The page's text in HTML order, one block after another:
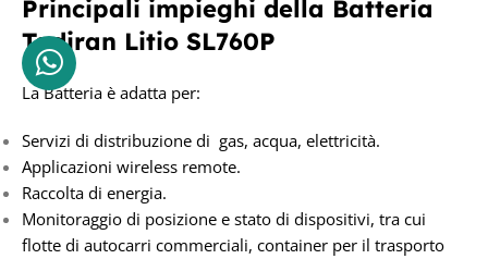
Principali impieghi della Batteria
Tadiran Litio SL760P
La Batteria è adatta per:
Servizi di distribuzione di gas, acqua, elettricità.
Applicazioni wireless remote.
Raccolta di energia.
Monitoraggio di posizione e stato di dispositivi, tra cui
flotte di autocarri commerciali, container per il trasporto